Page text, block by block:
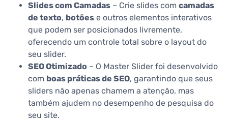
Slides com Camadas – Crie slides com camadas
de texto, botões e outros elementos interativos
que podem ser posicionados livremente,
oferecendo um controle total sobre o layout do
seu slider.
SEO Otimizado – O Master Slider foi desenvolvido
com boas práticas de SEO, garantindo que seus
sliders não apenas chamem a atenção, mas
também ajudem no desempenho de pesquisa do
seu site.